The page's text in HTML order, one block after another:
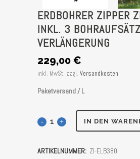
ERDBOHRER ZIPPER
INKL. 3
VERLÄNGERUNG
229,00 €
inkl. MwSt. zzgl. Versandkosten
Paketversand / L
Erdbohrer IN DEN
ARTIKELNUMMER: ZI-ELB380